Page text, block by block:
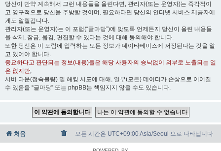
당신이 만약 계속해서 그런 내용들을 올린다면, 관리자(또는 운영자)는 즉각적이
고 영구적으로 당신을 추방할 것이며, 필요하다면 당신의 인터넷 서비스 제공자에
게도 알릴겁니다.
관리자(또는 운영자)는 이 포럼(“글마당”)에 맞도록 언제든지 당신이 올린 내용들
을 삭제, 잠금, 옮김, 편집할 수 있다는 것에 대해 동의해야 합니다.
또한 당신은 이 포럼에 입력하는 모든 정보가 데이타베이스에 저장된다는 것을 알
고 있어야 합니다.
중요하다고 판단되는 정보(내용)들은 해당 사용자의 승낙없이 외부로 노출되는 일
은 없지만,
서버 다운(접속불량) 및 해킹 시도에 대해, 일부(모든) 데이터가 손상으로 이어질
수 있음을 “글마당” 또는 phpBB는 책임지지 않을 수도 있습니다.
처음 모든 시간은 UTC+09:00 Asia/Seoul 으로 나타냅니다